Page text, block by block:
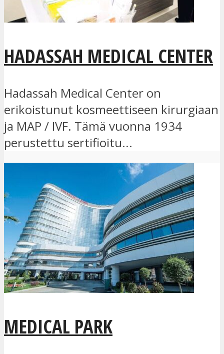
HADASSAH MEDICAL CENTER
Hadassah Medical Center on
erikoistunut kosmeettiseen kirurgiaan
ja MAP / IVF. Tämä vuonna 1934
perustettu sertifioitu...
MEDICAL PARK